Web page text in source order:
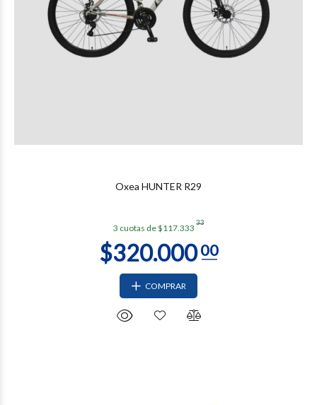
Oxea HUNTER R29
3 cuotas de $117.333
33
COMPRAR
$349.000